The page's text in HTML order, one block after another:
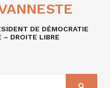
DE DÉMOCRATIE
– DROITE LIBRE